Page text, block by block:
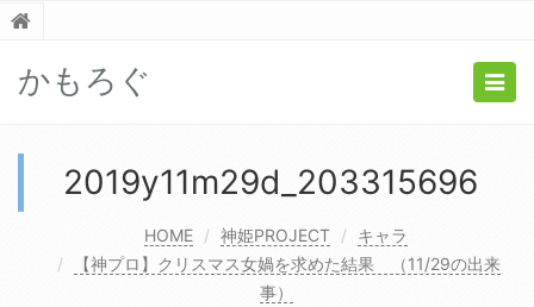
かもろぐ
2019y11m29d_203315696
HOME 神姫PROJECT
キャラ
【神プロ】クリスマス女媧を求めた結果 （11/29の出来
事）